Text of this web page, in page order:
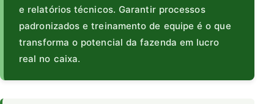
e relatórios técnicos. Garantir processos
padronizados e treinamento de equipe é o que
transforma o potencial da fazenda em lucro
real no caixa.